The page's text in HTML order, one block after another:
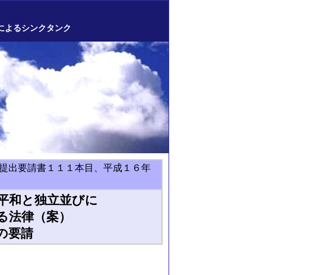
よるシンクタンク
出要請書１１１本目、平成１６年
和と独立並びに
律（案）
要請